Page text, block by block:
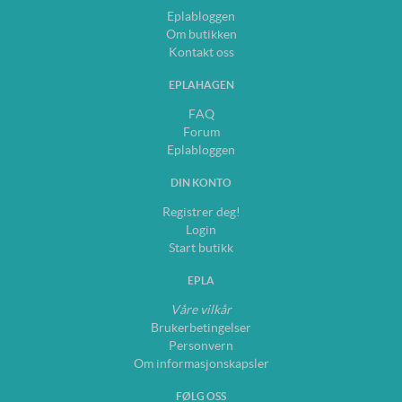
Eplabloggen
Om butikken
Kontakt oss
EPLAHAGEN
FAQ
Forum
Eplabloggen
DIN KONTO
Registrer deg!
Login
Start butikk
EPLA
Våre vilkår
Brukerbetingelser
Personvern
Om informasjonskapsler
FØLG OSS